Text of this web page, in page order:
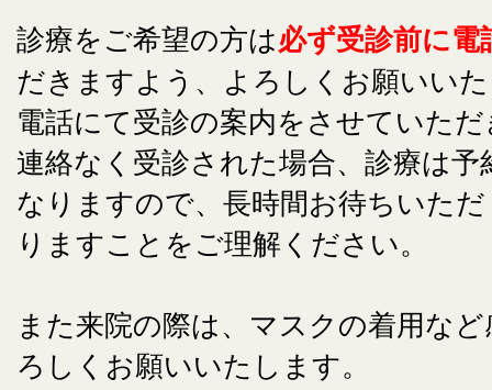
診療をご希望の方は必ず受診前に電
だきますよう、よろしくお願いい
電話にて受診の案内をさせていた
連絡なく受診された場合、診療は予
なりますので、長時間お待ちいた
りますことをご理解ください。
また来院の際は、マスクの着用な
ろしくお願いいたします。